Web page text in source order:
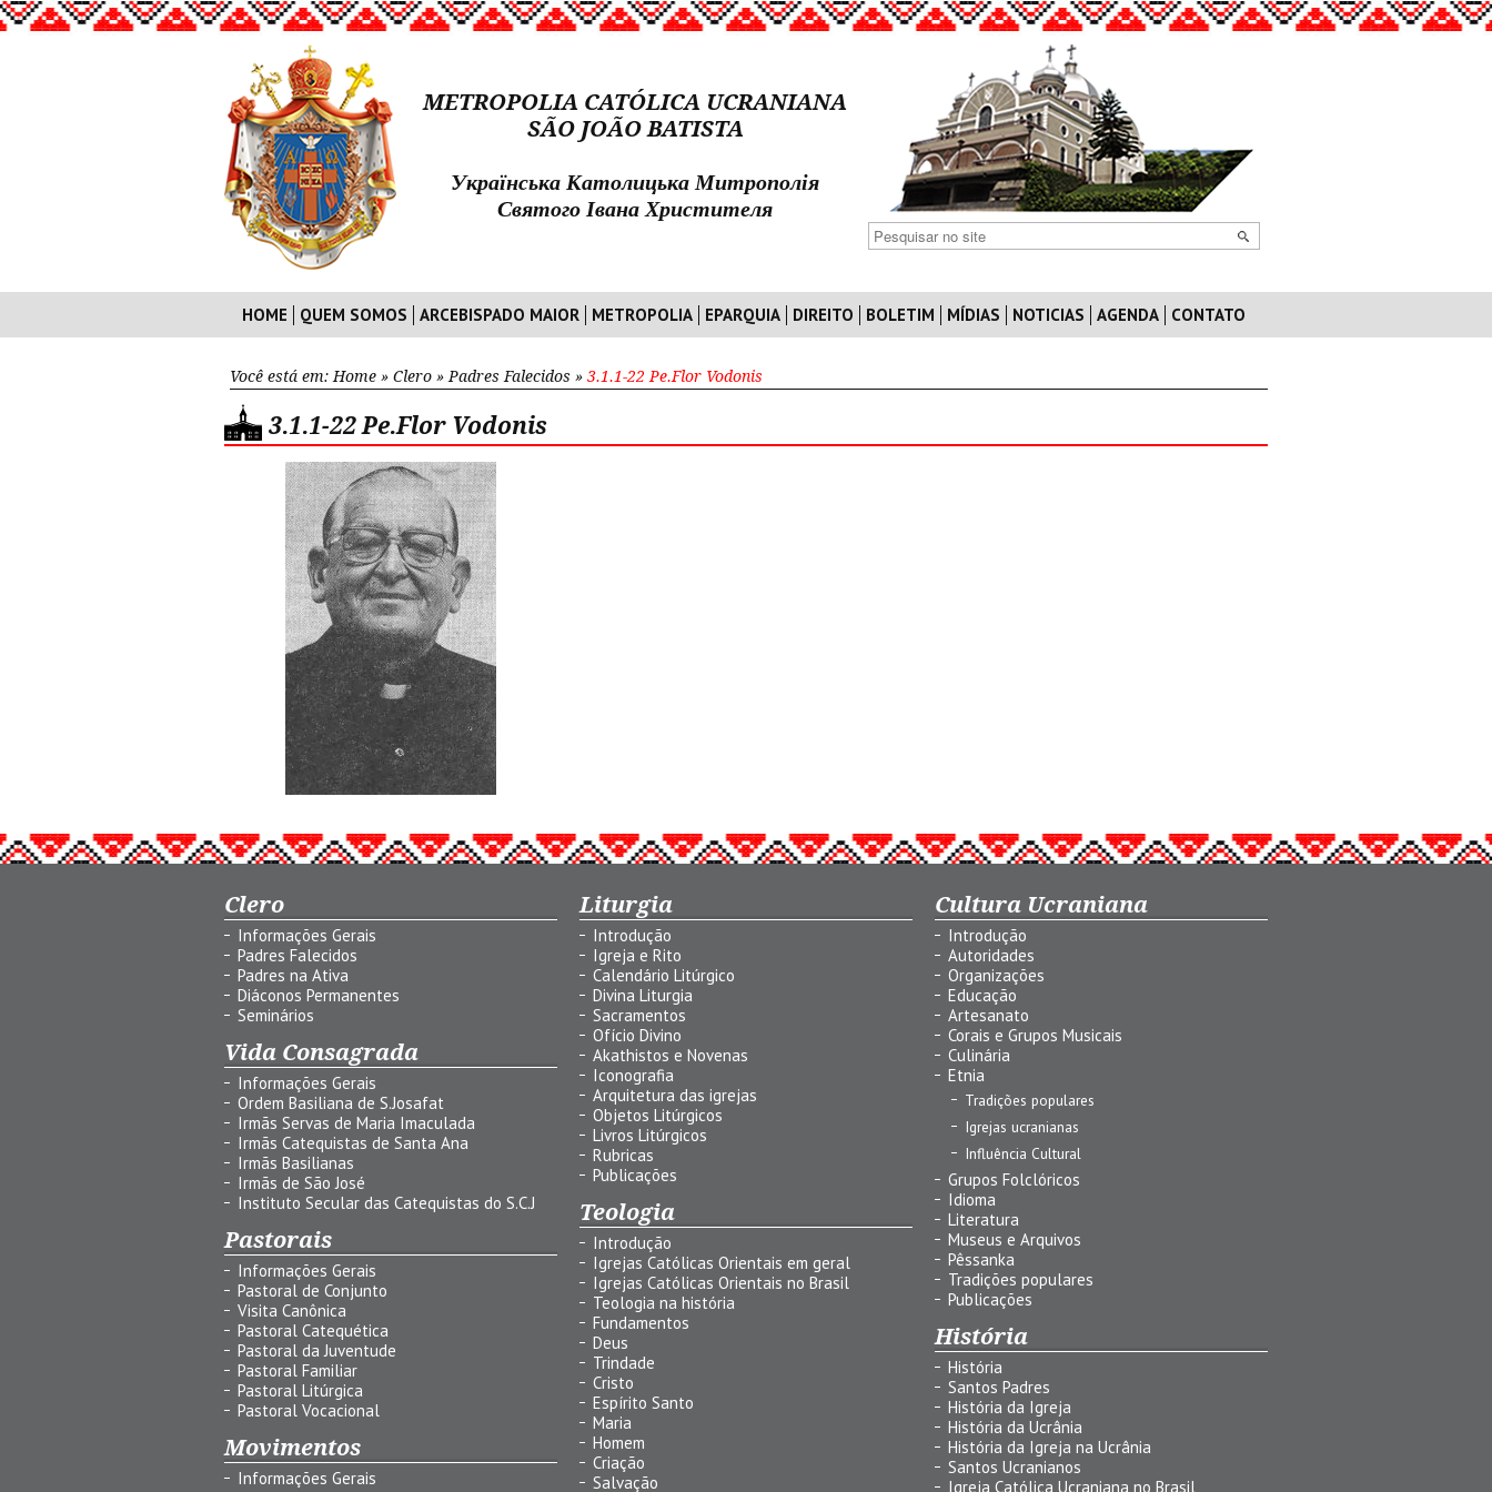
METROPOLIA CATÓLICA UCRANIANA
SÃO JOÃO BATISTA
Українська Католицька Митрополія
Святого Івана Христителя
HOME QUEM SOMOS ARCEBISPADO MAIOR METROPOLIA EPARQUIA DIREITO BOLETIM MÍDIAS NOTICIAS AGENDA CONTATO
Você está em: Home » Clero » Padres Falecidos » 3.1.1-22 Pe.Flor Vodonis
3.1.1-22 Pe.Flor Vodonis
Clero
Informações Gerais
Padres Falecidos
Padres na Ativa
Diáconos Permanentes
Seminários
Vida Consagrada
Informações Gerais
Ordem Basiliana de S.Josafat
Irmãs Servas de Maria Imaculada
Irmãs Catequistas de Santa Ana
Irmãs Basilianas
Irmãs de São José
Instituto Secular das Catequistas do S.C.J
Pastorais
Informações Gerais
Pastoral de Conjunto
Visita Canônica
Pastoral Catequética
Pastoral da Juventude
Pastoral Familiar
Pastoral Litúrgica
Pastoral Vocacional
Movimentos
Informações Gerais
Liturgia
Introdução
Igreja e Rito
Calendário Litúrgico
Divina Liturgia
Sacramentos
Ofício Divino
Akathistos e Novenas
Iconografia
Arquitetura das igrejas
Objetos Litúrgicos
Livros Litúrgicos
Rubricas
Publicações
Teologia
Introdução
Igrejas Católicas Orientais em geral
Igrejas Católicas Orientais no Brasil
Teologia na história
Fundamentos
Deus
Trindade
Cristo
Espírito Santo
Maria
Homem
Criação
Salvação
Cultura Ucraniana
Introdução
Autoridades
Organizações
Educação
Artesanato
Corais e Grupos Musicais
Culinária
Etnia
Tradições populares
Igrejas ucranianas
Influência Cultural
Grupos Folclóricos
Idioma
Literatura
Museus e Arquivos
Pêssanka
Tradições populares
Publicações
História
História
Santos Padres
História da Igreja
História da Ucrânia
História da Igreja na Ucrânia
Santos Ucranianos
Igreja Católica Ucraniana no Brasil